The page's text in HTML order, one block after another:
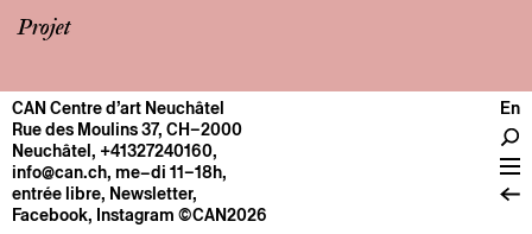
Projet
CENTRE
Infos pratiques
Fonctionnement
À propos
CAN Centre d’art Neuchâtel
Rue des Moulins 37, CH–2000
Neuchâtel, +41327240160,
info@can.ch, me–di 11–18h,
entrée libre, Newsletter,
Facebook, Instagram ©CAN2026
En